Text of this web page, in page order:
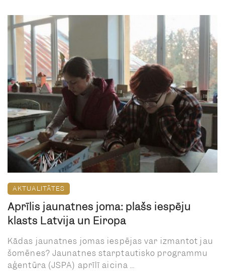
AKTUALITĀTES
Aprīlis jaunatnes jomā: plašs iespēju
klāsts Latvijā un Eiropā
Kādas jaunatnes jomas iespējas var izmantot jau
šomēnes? Jaunatnes starptautisko programmu
aģentūra (JSPA) aprīlī aicina ...